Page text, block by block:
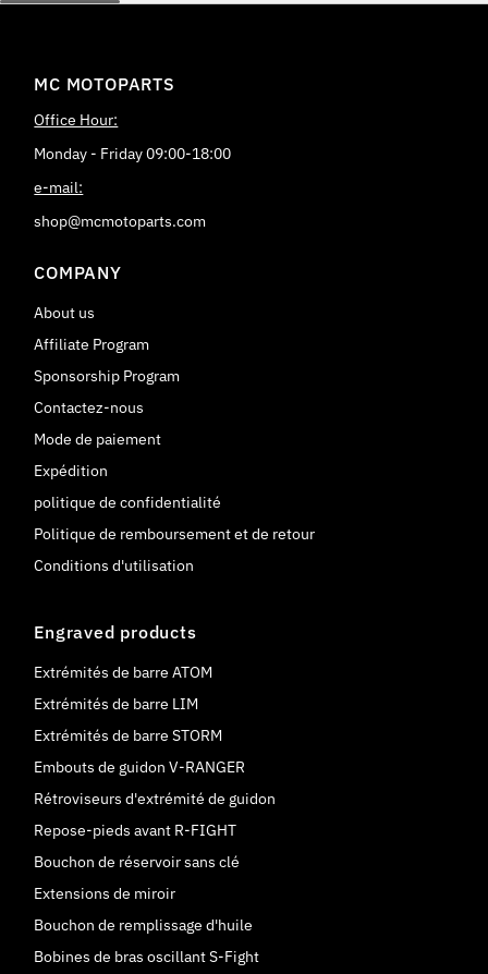
MC MOTOPARTS
Office Hour:
Monday - Friday 09:00-18:00
e-mail:
shop@mcmotoparts.com
COMPANY
About us
Affiliate Program
Sponsorship Program
Contactez-nous
Mode de paiement
Expédition
politique de confidentialité
Politique de remboursement et de retour
Conditions d'utilisation
Engraved products
Extrémités de barre ATOM
Extrémités de barre LIM
Extrémités de barre STORM
Embouts de guidon V-RANGER
Rétroviseurs d'extrémité de guidon
Repose-pieds avant R-FIGHT
Bouchon de réservoir sans clé
Extensions de miroir
Bouchon de remplissage d'huile
Bobines de bras oscillant S-Fight